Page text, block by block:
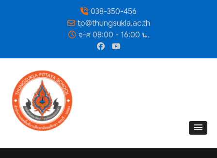
038-350-456
tp@thungsukla.ac.th
จ-ศ 08:00 - 16:00 น.